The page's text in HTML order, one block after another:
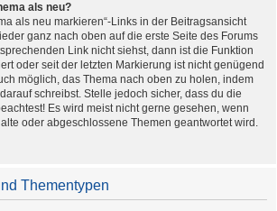
als neu?
als neu markieren“-Links in der Beitragsansicht
ganz nach oben auf die erste Seite des Forums
Link nicht siehst, dann ist die Funktion
oder seit der letzten Markierung ist nicht genügend
möglich, das Thema nach oben zu holen, indem
schreibst. Stelle jedoch sicher, dass du die
Es wird meist nicht gerne gesehen, wenn
oder abgeschlossene Themen geantwortet wird.
Thementypen